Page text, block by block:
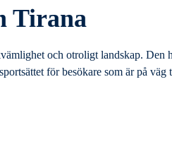
Tirana
och otroligt landskap. Den
för besökare som är på väg